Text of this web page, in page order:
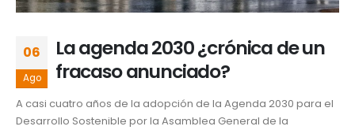
06
Ago
La agenda 2030 ¿crónica de un
fracaso anunciado?
A casi cuatro años de la adopción de la Agenda 2030 para el
Desarrollo Sostenible por la Asamblea General de la